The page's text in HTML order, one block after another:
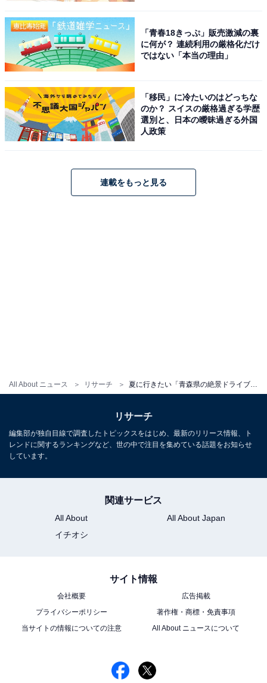
All About ニュース リサーチ 夏に行きたい「青森県の絶景ドライブスポット」ランキング！ 2位「岩木山スカイライン」、圧倒的1位は？
「青春18きっぷ」販売激減の裏
に何が？ 連続利用の厳格化だけ
ではない「本当の理由」
「移民」に冷たいのはどっちな
のか？ スイスの厳格過ぎる学歴
選別と、日本の曖昧過ぎる外国
人政策
連載をもっと見る
リサーチ
編集部が独自目線で調査したトピックスをはじめ、最新のリリース情報、ト
レンドに関するランキングなど、世の中で注目を集めている話題をお知らせ
しています。
関連サービス
All About
All About Japan
イチオシ
サイト情報
会社概要
広告掲載
プライバシーポリシー
著作権・商標・免責事項
当サイトの情報についての注意
All About ニュースについて